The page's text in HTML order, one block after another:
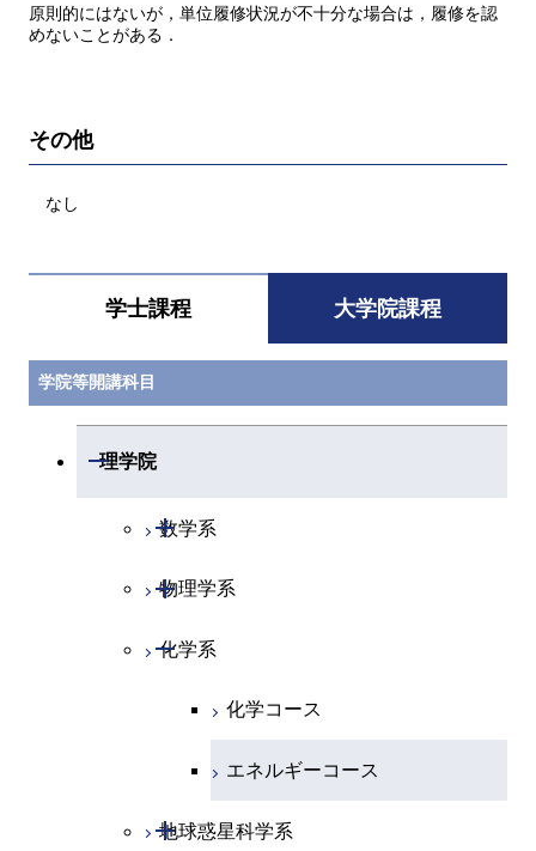
原則的にはないが，単位履修状況が不十分な場合は，履修を認
めないことがある．
その他
なし
学士課程 大学院課程
学院等開講科目
理学院
開閉
数学系
開閉
数学コース
物理学系
開閉
化学系
開閉
化学コース
エネルギーコース
地球惑星科学系
開閉